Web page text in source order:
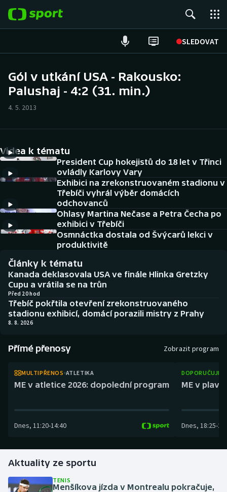
SLEDOVAT
ME v plavání
Tenis
DALŠÍ SPORTY
Americký fotbal
Atletika
Baseball a softbal
Basketbal
Biatlon
Curling
Dostihy
Futsal
NEPŘEHLÉDNĚTE
Soutěže
Historické návraty
Aplikace ČT sport
AZ kvíz
Gól v utkání USA - Rakousko:
Palushaj - 4:2 (31. min.)
4. 5. 2013
Videa k tématu
President Cup hokejistů do 18 let v Třinci
ovládly Karlovy Vary
Exhibici na zrekonstruovaném stadionu v
Třebíči vyhrál výběr domácích
odchovanců
Ohlasy Martina Nečase a Petra Čecha po
exhibici v Třebíči
Osmnáctka dostala od Švýcarů lekci v
produktivitě
Články k tématu
Kanada deklasovala USA ve finále Hlinka Gretzky
Cupu a vrátila se na trůn
Před 20 hod
Třebíč pokřtila otevření zrekonstruovaného
stadionu exhibicí, domácí porazili mistry z Prahy
8. 8. 2026
Přímé přenosy Zobrazit program
MULTIPŘENOS ATLETIKA
ME v atletice 2026: dopolední program
Dnes, 11:20-14:40
ME v
Dnes, 18:25-
Aktuality ze sportu
TENIS
Menšíkova jízda v Montrealu pokračuje,